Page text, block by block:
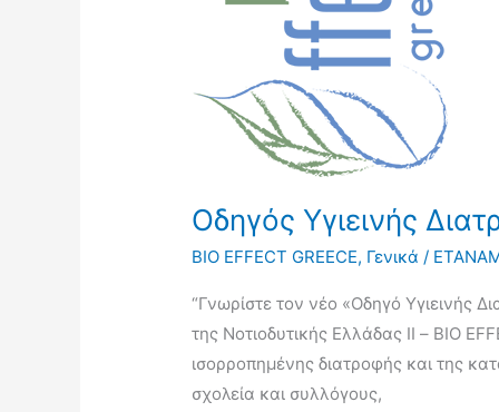
Οδηγός Υγιεινής
BIO EFFECT GREECE, Γενικά /
“Γνωρίστε τον νέο «Οδηγό Υγιεινής
της Νοτιοδυτικής Ελλάδας ΙΙ – BIO
ισορροπημένης διατροφής και της
σχολεία και συλλόγους,